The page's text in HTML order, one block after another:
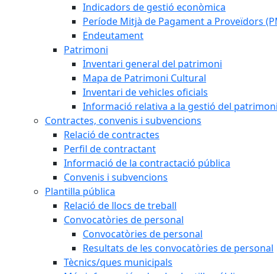
Indicadors de gestió econòmica
Període Mitjà de Pagament a Proveïdors
Endeutament
Patrimoni
Inventari general del patrimoni
Mapa de Patrimoni Cultural
Inventari de vehicles oficials
Informació relativa a la gestió del patrimoni
Contractes, convenis i subvencions
Relació de contractes
Perfil de contractant
Informació de la contractació pública
Convenis i subvencions
Plantilla pública
Relació de llocs de treball
Convocatòries de personal
Convocatòries de personal
Resultats de les convocatòries de personal
Tècnics/ques municipals